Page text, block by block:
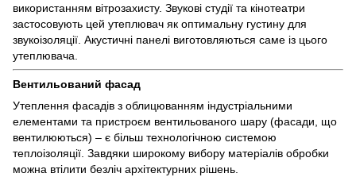
використанням вітрозахисту. Звукові студії та кінотеатри
застосовують цей утеплювач як оптимальну густину для
звукоізоляції. Акустичні панелі виготовляються саме із цього
утеплювача.
Вентильований фасад
Утеплення фасадів з облицюванням індустріальними
елементами та пристроєм вентильованого шару (фасади, що
вентилюються) – є більш технологічною системою
теплоізоляції. Завдяки широкому вибору матеріалів обробки
можна втілити безліч архітектурних рішень.